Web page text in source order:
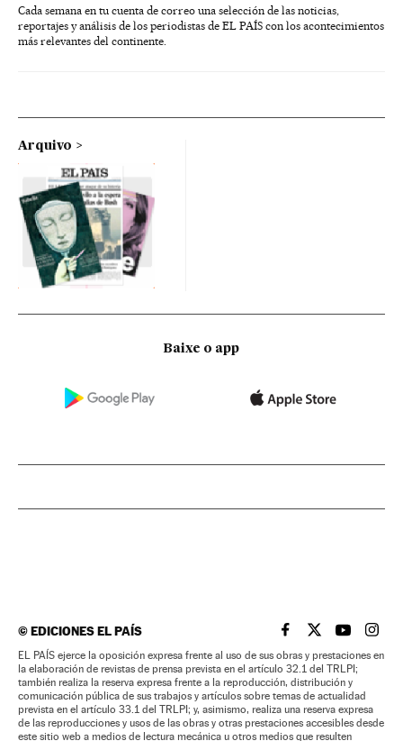
Cada semana en tu cuenta de correo una selección de las noticias,
reportajes y análisis de los periodistas de EL PAÍS con los acontecimientos
más relevantes del continente.
Arquivo
Baixe o app
©EDICIONES EL PAÍS EL PAÍS BRASIL EN
EL PAÍSEL PAÍS
EL
EL PAÍS ejerce la oposición expresa frente al uso de sus obras y prestaciones en
la elaboración de revistas de prensa prevista en el artículo 32.1 del TRLPI;
también realiza la reserva expresa frente a la reproducción, distribución y
comunicación pública de sus trabajos y artículos sobre temas de actualidad
prevista en el artículo 33.1 del TRLPI; y, asimismo, realiza una reserva expresa
de las reproducciones y usos de las obras y otras prestaciones accesibles desde
este sitio web a medios de lectura mecánica u otros medios que resulten